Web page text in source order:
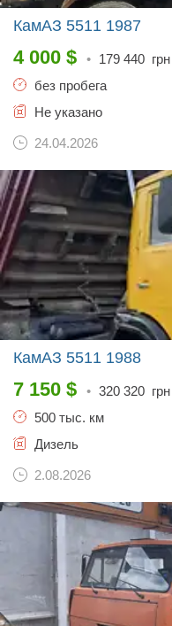
КамАЗ 5511 1987
4 000 $ • 179 440 грн
без пробега
Не указано
24.04.2026
КамАЗ 5511 1988
7 150 $ • 320 320 грн
500 тыс. км
Дизель
2.08.2026